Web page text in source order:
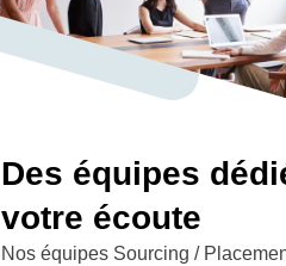
Des équipes
votre écoute
Nos équipes Sourcing /